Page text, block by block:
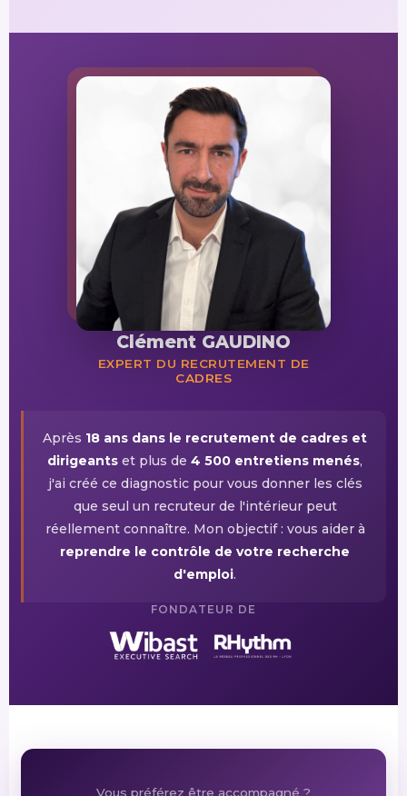
Clément GAUDINO
EXPERT DU RECRUTEMENT DE
CADRES
Après 18 ans dans le recrutement de cadres et
dirigeants et plus de 4 500 entretiens menés,
j'ai créé ce diagnostic pour vous donner les clés
que seul un recruteur de l'intérieur peut
réellement connaître. Mon objectif : vous aider à
reprendre le contrôle de votre recherche
d'emploi.
FONDATEUR DE
Vous préférez être accompagné ?